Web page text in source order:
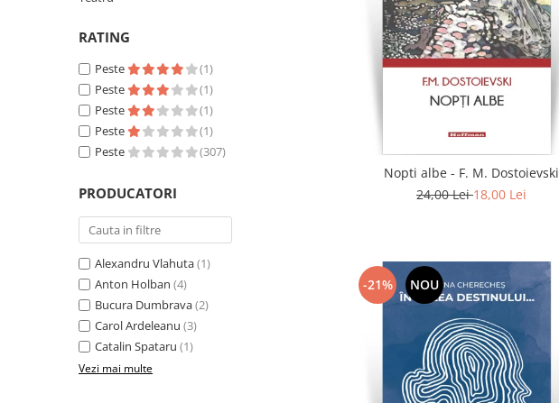
Contemporana
Publicistica / Reportaje / Interviuri
Stiinte umaniste
Sociologie si filozofie
RATING
Peste
(1)
Peste
(1)
Peste
(1)
Peste
(1)
Peste
(307)
PRODUCATORI
Alexandru Vlahuta(1)
Anton Holban (4)
Bucura Dumbrava(2)
Carol Ardeleanu (3)
Catalin Spataru (1)
Vezi mai multe
Nopti albe - F. M. Dostoievski
24,00 Lei18,00 Lei
-21% NOU